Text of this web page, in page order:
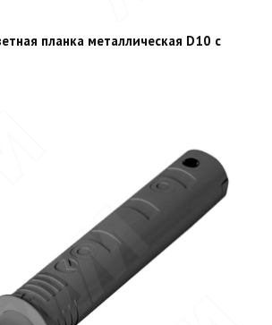
планка металлическая D10 с